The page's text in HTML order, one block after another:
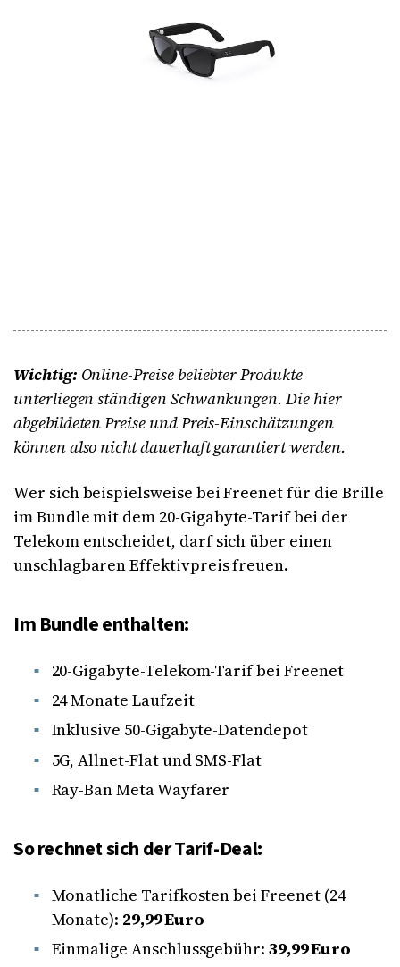
Wichtig: Online-Preise beliebter Produkte
unterliegen ständigen Schwankungen. Die hier
abgebildeten Preise und Preis-Einschätzungen
können also nicht dauerhaft garantiert werden.
Wer sich beispielsweise bei Freenet für die Brille
im Bundle mit dem 20-Gigabyte-Tarif bei der
Telekom entscheidet, darf sich über einen
unschlagbaren Effektivpreis freuen.
Im Bundle enthalten:
20-Gigabyte-Telekom-Tarif bei Freenet
24 Monate Laufzeit
Inklusive 50-Gigabyte-Datendepot
5G, Allnet-Flat und SMS-Flat
Ray-Ban Meta Wayfarer
So rechnet sich der Tarif-Deal:
Monatliche Tarifkosten bei Freenet (24
Monate): 29,99 Euro
Einmalige Anschlussgebühr:39,99 Euro